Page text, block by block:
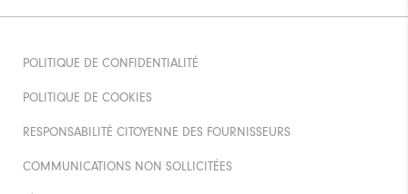
POLITIQUE DE CONFIDENTIALITÉ
POLITIQUE DE COOKIES
RESPONSABILITÉ CITOYENNE DES FOURNISSEURS
COMMUNICATIONS NON SOLLICITÉES